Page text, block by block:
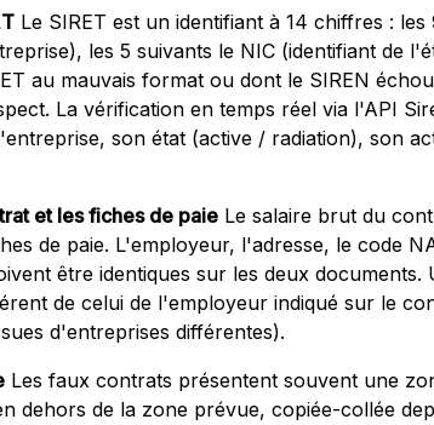
Le SIRET est un identifiant à 14 chiffres : les
les 5 suivants le NIC (identifiant de
au mauvais format ou dont le SIREN
La vérification en temps réel via l'API
son état (active / radiation), son
et les fiches de paie Le salaire brut du
de paie. L'employeur, l'adresse, le code
être identiques sur les deux documents.
de celui de l'employeur indiqué sur le
d'entreprises différentes).
Les faux contrats présentent souvent une
dehors de la zone prévue, copiée-collée